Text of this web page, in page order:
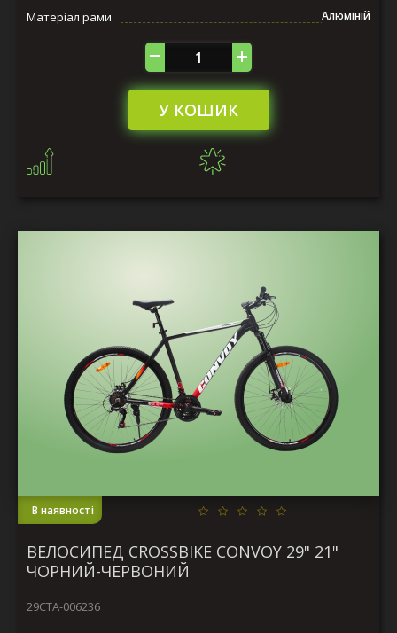
Матеріал рами Алюміній
У КОШИК
В наявності
ВЕЛОСИПЕД CROSSBIKE CONVOY 29" 21"
ЧОРНИЙ-ЧЕРВОНИЙ
29СTA-006236